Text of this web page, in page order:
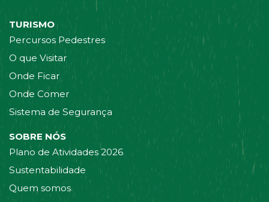
TURISMO
Percursos Pedestres
O que Visitar
Onde Ficar
Onde Comer
Sistema de Segurança
SOBRE NÓS
Plano de Atividades 2026
Sustentabilidade
Quem somos